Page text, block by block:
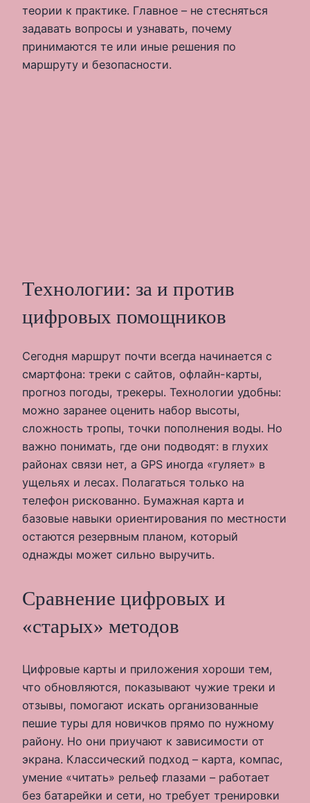
теории к практике. Главное – не стесняться
задавать вопросы и узнавать, почему
принимаются те или иные решения по
маршруту и безопасности.
Технологии: за и против
цифровых помощников
Сегодня маршрут почти всегда начинается с
смартфона: треки с сайтов, офлайн-карты,
прогноз погоды, трекеры. Технологии удобны:
можно заранее оценить набор высоты,
сложность тропы, точки пополнения воды. Но
важно понимать, где они подводят: в глухих
районах связи нет, а GPS иногда «гуляет» в
ущельях и лесах. Полагаться только на
телефон рискованно. Бумажная карта и
базовые навыки ориентирования по местности
остаются резервным планом, который
однажды может сильно выручить.
Сравнение цифровых и
«старых» методов
Цифровые карты и приложения хороши тем,
что обновляются, показывают чужие треки и
отзывы, помогают искать организованные
пешие туры для новичков прямо по нужному
району. Но они приучают к зависимости от
экрана. Классический подход – карта, компас,
умение «читать» рельеф глазами – работает
без батарейки и сети, но требует тренировки